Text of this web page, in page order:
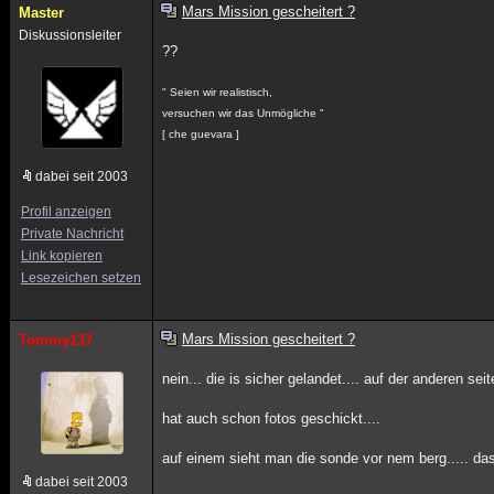
Master
Diskussionsleiter
dabei seit 2003
Profil anzeigen
Private Nachricht
Link kopieren
Lesezeichen setzen
Mars Mission gescheitert ?
??
" Seien wir realistisch,
versuchen wir das Unmögliche "
[ che guevara ]
Tommy137
dabei seit 2003
Mars Mission gescheitert ?
nein... die is sicher gelandet.... auf der anderen
hat auch schon fotos geschickt....
auf einem sieht man die sonde vor nem berg.....